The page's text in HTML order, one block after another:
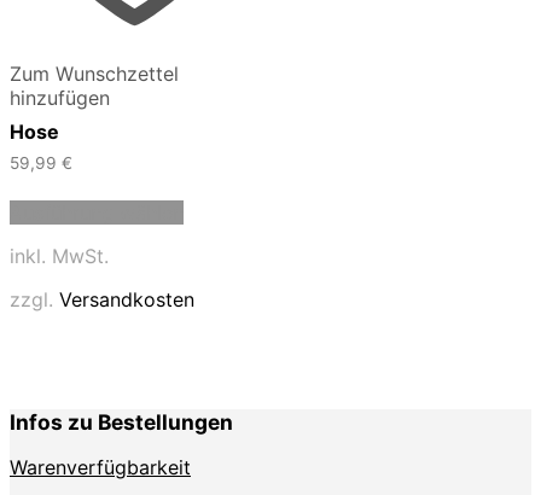
Zum Wunschzettel
hinzufügen
Hose
59,99 €
auf.
der
Produktseite
gewählt
inkl. MwSt.
zzgl. Versandkosten
Infos zu Bestellungen
Warenverfügbarkeit